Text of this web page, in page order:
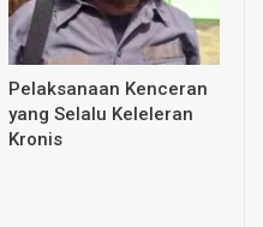
Pelaksanaan Kenceran
yang Selalu Keleleran
Kronis